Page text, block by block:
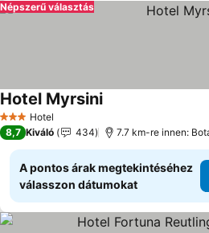
Népszerű választás
3 Kategória
Hotel
Hotel Myrsini
8,7 Kiváló 434
A pontos árak megtekintéséhez
válasszon dátumokat